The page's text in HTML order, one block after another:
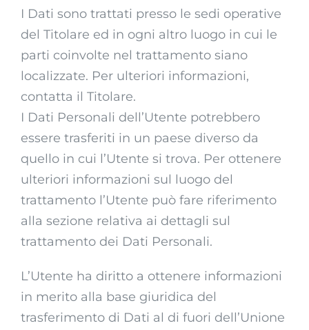
I Dati sono trattati presso le sedi operative
del Titolare ed in ogni altro luogo in cui le
parti coinvolte nel trattamento siano
localizzate. Per ulteriori informazioni,
contatta il Titolare.
I Dati Personali dell’Utente potrebbero
essere trasferiti in un paese diverso da
quello in cui l’Utente si trova. Per ottenere
ulteriori informazioni sul luogo del
trattamento l’Utente può fare riferimento
alla sezione relativa ai dettagli sul
trattamento dei Dati Personali.
L’Utente ha diritto a ottenere informazioni
in merito alla base giuridica del
trasferimento di Dati al di fuori dell’Unione